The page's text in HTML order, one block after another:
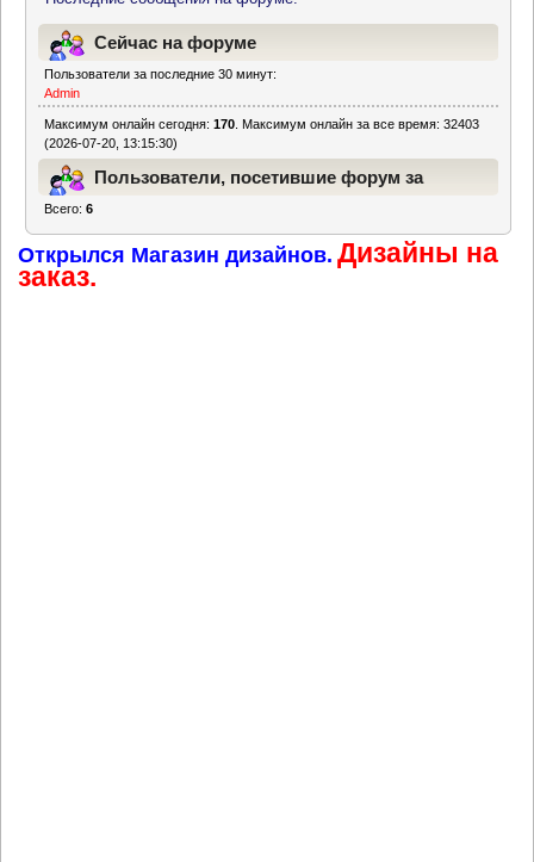
Сейчас на форуме
Пользователи за последние 30 минут:
Admin
Максимум онлайн сегодня:170 . Максимум онлайн за все время: 32403
(2026-07-20, 13:15:30)
Пользователи, посетившие форум за
Всего:6
Открылся Магазин дизайнов. Дизайны на
заказ.